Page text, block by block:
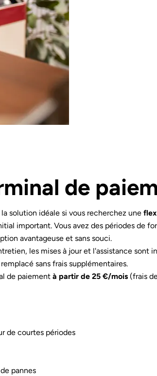
de
solution idéale si vous recherchez une
important. Vous avez des périodes de
avantageuse et sans souci.
les mises à jour et l'assistance sont
sans frais supplémentaires.
de paiement à partir de 25 €/mois (frais
de courtes périodes
pannes